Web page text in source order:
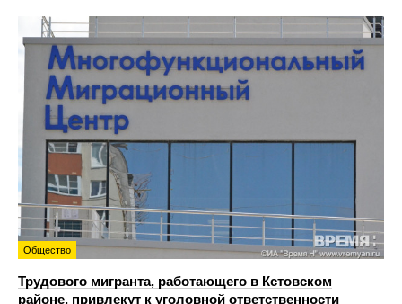
Общество
Трудового мигранта, работающего в Кстовском
районе, привлекут к уголовной ответственности